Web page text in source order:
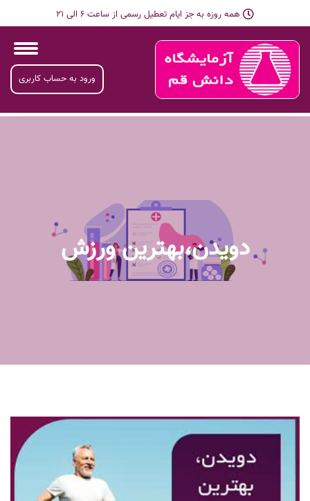
همه روزه به جز ایام تعطیل رسمی از ساعت 6 الی 21
ورود به حساب کاربری
دویدن،بهترین ورزش